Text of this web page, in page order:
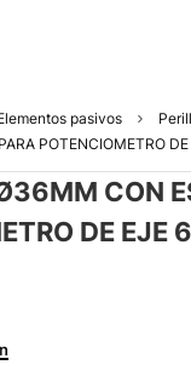
pasivos
POTENCIOMETRO
CON
DE EJE